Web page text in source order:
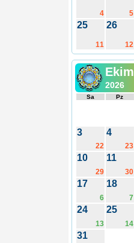
4 5
25
11
26
12
Ekim
2026
Sa
Pz
3
22
4
23
10
29
11
30
17
6
18
7
24
13
25
14
31